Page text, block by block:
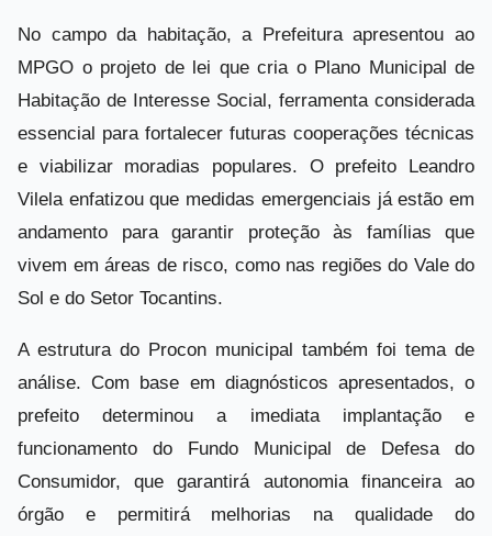
No campo da habitação, a Prefeitura apresentou ao
MPGO o projeto de lei que cria o Plano Municipal de
Habitação de Interesse Social, ferramenta considerada
essencial para fortalecer futuras cooperações técnicas
e viabilizar moradias populares. O prefeito Leandro
Vilela enfatizou que medidas emergenciais já estão em
andamento para garantir proteção às famílias que
vivem em áreas de risco, como nas regiões do Vale do
Sol e do Setor Tocantins.
A estrutura do Procon municipal também foi tema de
análise. Com base em diagnósticos apresentados, o
prefeito determinou a imediata implantação e
funcionamento do Fundo Municipal de Defesa do
Consumidor, que garantirá autonomia financeira ao
órgão e permitirá melhorias na qualidade do